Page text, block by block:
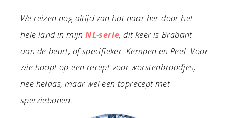
We reizen nog altijd van hot naar her door het
hele land in mijnNL-serie, dit keer is Brabant
aan de beurt, of specifieker: Kempen en Peel. Voor
wie hoopt op een recept voor worstenbroodjes,
nee helaas, maar wel een toprecept met
sperziebonen.